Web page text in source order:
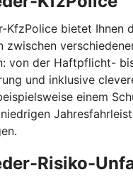
KfzPolice bietet Ihnen
zwischen
von der Haftpflicht-
und inklusive
einem
Risiko-